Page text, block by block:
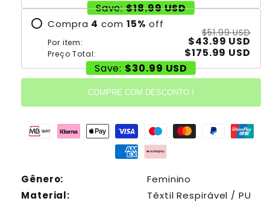
Save: $18.99 USD
Compra 4 com 15% off
Por item:
$51.99 USD
$43.99 USD
Preço Total:
$175.99 USD
Save: $30.99 USD
COMPRE COM DESCONTO !
Gênero:
Feminino
Material:
Têxtil Respirável / PU